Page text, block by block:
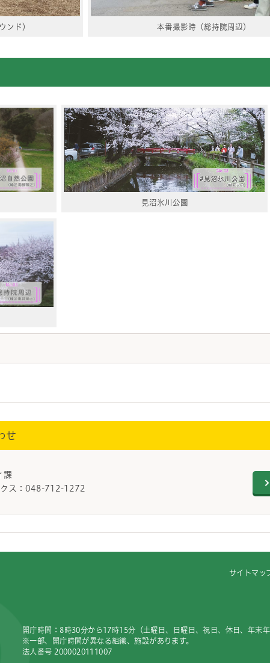
ンド） 本番撮影時（総持院周辺）
見沼氷川公園
せ
課
ス：048-712-1272
サイトマッ
開庁時間：8時30分から17時15分（土曜日、日曜日、祝日、休日、年末年
※一部、開庁時間が異なる組織、施設があります。
法人番号 2000020111007